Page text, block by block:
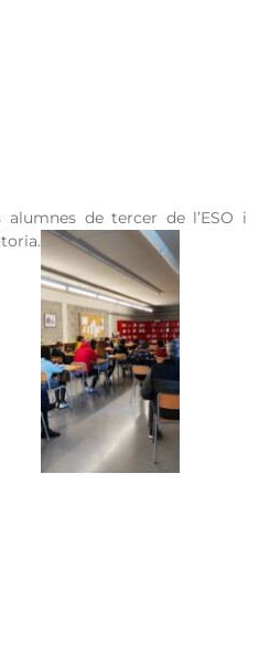
de tercer de l’ESO i